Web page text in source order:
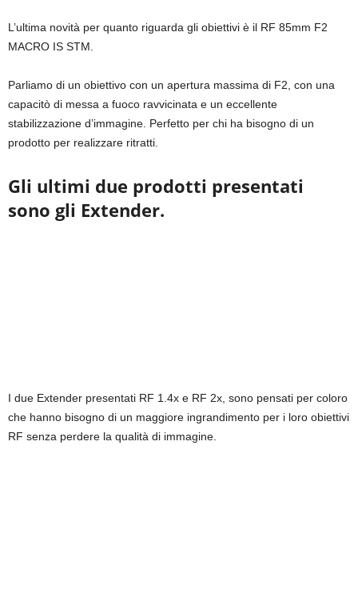
L’ultima novità per quanto riguarda gli obiettivi è il RF 85mm F2
MACRO IS STM.
Parliamo di un obiettivo con un apertura massima di F2, con una
capacitò di messa a fuoco ravvicinata e un eccellente
stabilizzazione d’immagine. Perfetto per chi ha bisogno di un
prodotto per realizzare ritratti.
Gli ultimi due prodotti presentati
sono gli Extender.
I due Extender presentati RF 1.4x e RF 2x, sono pensati per coloro
che hanno bisogno di un maggiore ingrandimento per i loro obiettivi
RF senza perdere la qualità di immagine.